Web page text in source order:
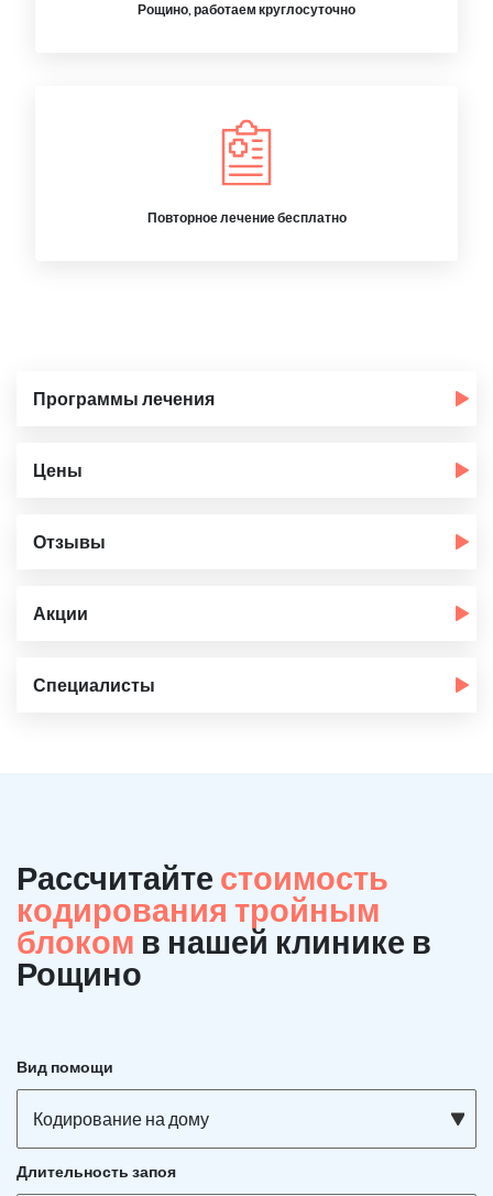
Рощино, работаем круглосуточно
Повторное лечение бесплатно
Программы лечения
Цены
Отзывы
Акции
Специалисты
Рассчитайте стоимость
кодирования тройным
блоком в нашей клинике в
Рощино
Вид помощи
Кодирование на дому
Длительность запоя